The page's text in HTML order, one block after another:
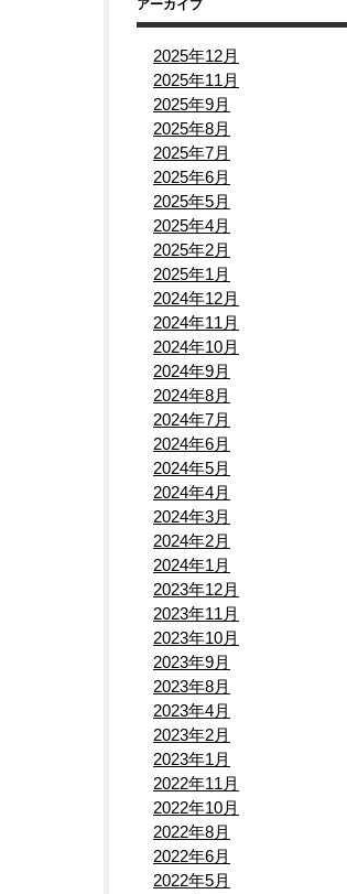
アーカイブ
2025年12月
2025年11月
2025年9月
2025年8月
2025年7月
2025年6月
2025年5月
2025年4月
2025年2月
2025年1月
2024年12月
2024年11月
2024年10月
2024年9月
2024年8月
2024年7月
2024年6月
2024年5月
2024年4月
2024年3月
2024年2月
2024年1月
2023年12月
2023年11月
2023年10月
2023年9月
2023年8月
2023年4月
2023年2月
2023年1月
2022年11月
2022年10月
2022年8月
2022年6月
2022年5月